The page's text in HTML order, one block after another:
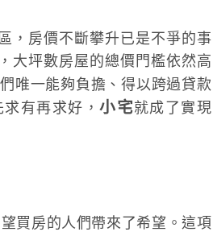
，房價不斷攀升已是不爭的事
大坪數房屋的總價門檻依然高
唯一能夠負擔、得以跨過貸款
求有再求好，小宅就成了實現
買房的人們帶來了希望。這項